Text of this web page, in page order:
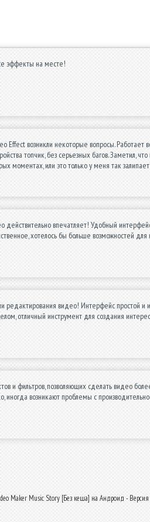
эффекты на месте!
Effect возникли некоторые вопросы.
топчик, без серьезных багов. Заметил,
моментах, или это только у меня так
впечатляет! Удобный
хотелось бы больше возможностей
видео! Интерфейс простой и
отличный инструмент для создания
и фильтров, позволяющих сделать видео
возникают проблемы с
Maker Music Story [Без кеша] на Андроид -